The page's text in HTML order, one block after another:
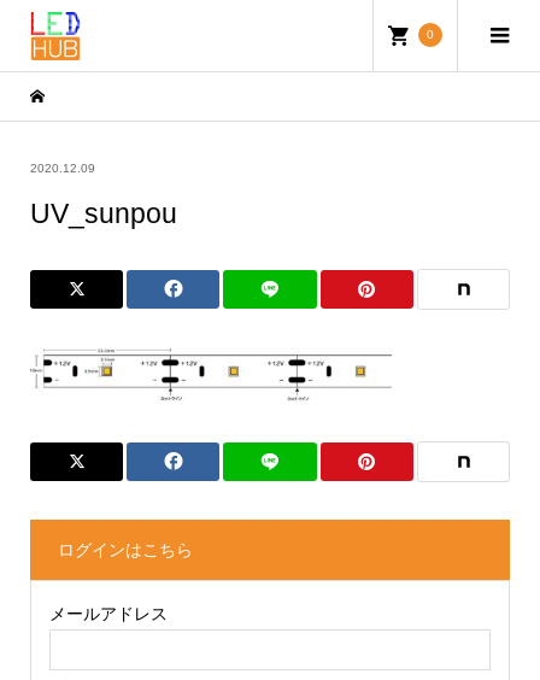
0
2020.12.09
UV_sunpou
ログインはこちら
メールアドレス